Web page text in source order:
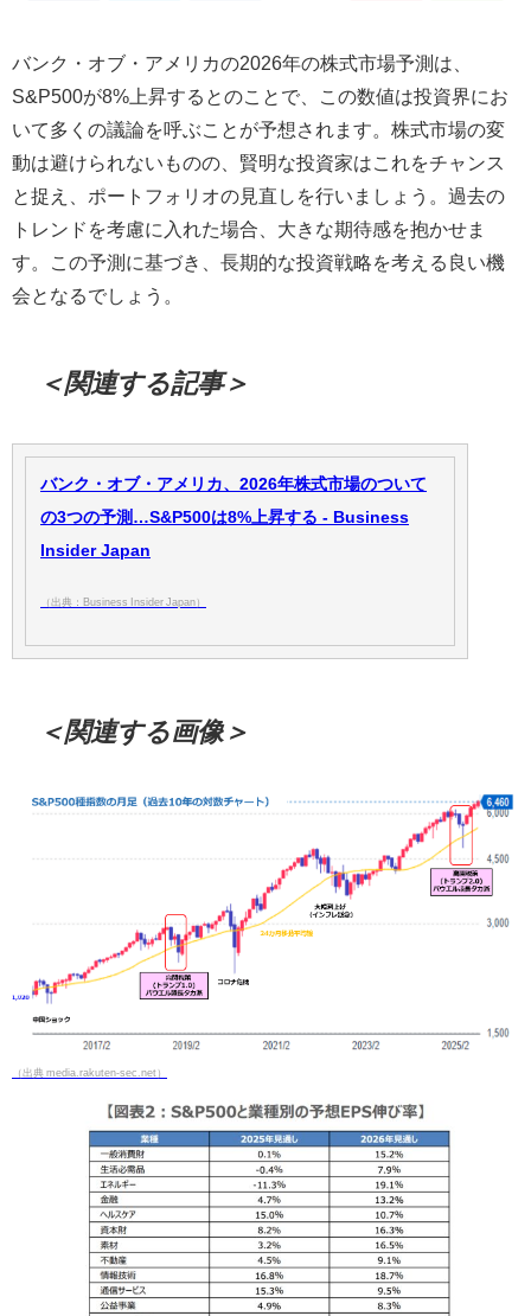
バンク・オブ・アメリカの2026年の株式市場予測は、
S&P500が8%上昇するとのことで、この数値は投資界にお
いて多くの議論を呼ぶことが予想されます。株式市場の変
動は避けられないものの、賢明な投資家はこれをチャンス
と捉え、ポートフォリオの見直しを行いましょう。過去の
トレンドを考慮に入れた場合、大きな期待感を抱かせま
す。この予測に基づき、長期的な投資戦略を考える良い機
会となるでしょう。
＜関連する記事＞
バンク・オブ・アメリカ、2026年株式市場のついて
の3つの予測…S&P500は8%上昇する - Business
Insider Japan
（出典：Business Insider Japan）
＜関連する画像＞
（出典 media.rakuten-sec.net）